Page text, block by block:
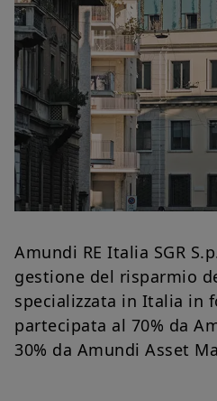
Amundi RE Italia SGR
gestione del risparmio
specializzata in Italia in
partecipata al 70% da
30% da Amundi Asset